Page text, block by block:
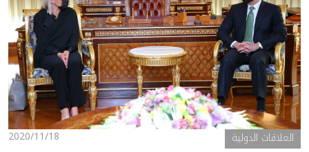
المعرض
2020/11/18 العلاقات الدولية